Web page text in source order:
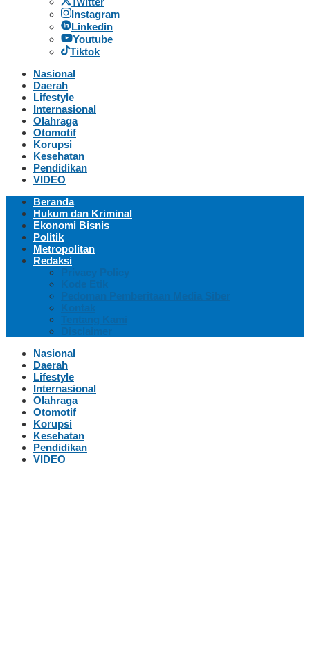
Instagram
Linkedin
Youtube
Tiktok
Nasional
Daerah
Lifestyle
Internasional
Olahraga
Otomotif
Korupsi
Kesehatan
Pendidikan
VIDEO
Beranda
Hukum dan Kriminal
Ekonomi Bisnis
Politik
Metropolitan
Redaksi
Privacy Policy
Kode Etik
Pedoman Pemberitaan Media Siber
Kontak
Tentang Kami
Disclaimer
Nasional
Daerah
Lifestyle
Internasional
Olahraga
Otomotif
Korupsi
Kesehatan
Pendidikan
VIDEO